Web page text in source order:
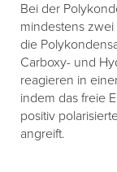
Bei der
mindestens
die
Carboxy- und
reagieren in
indem das freie
positiv
angreift.